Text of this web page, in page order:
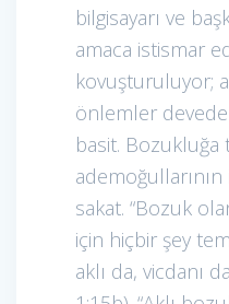
bilgisayarı ve
amaca istismar
kovuşturuluyor;
önlemler
basit. Bozukluğa
sakat. “Bozuk
için hiçbir şey
aklı da, vicdanı